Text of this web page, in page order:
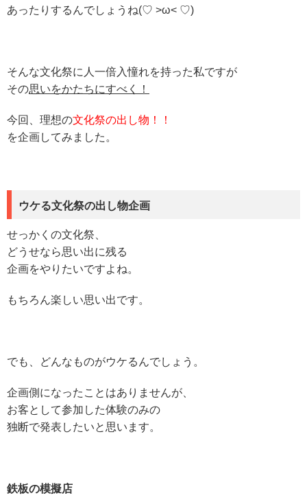
あったりするんでしょうね(♡ >ω< ♡)
そんな文化祭に人一倍入憧れを持った私ですが
その思いをかたちにすべく！
今回、理想の文化祭の出し物！！
を企画してみました。
ウケる文化祭の出し物企画
せっかくの文化祭、
どうせなら思い出に残る
企画をやりたいですよね。
もちろん楽しい思い出です。
でも、どんなものがウケるんでしょう。
企画側になったことはありませんが、
お客として参加した体験のみの
独断で発表したいと思います。
鉄板の模擬店